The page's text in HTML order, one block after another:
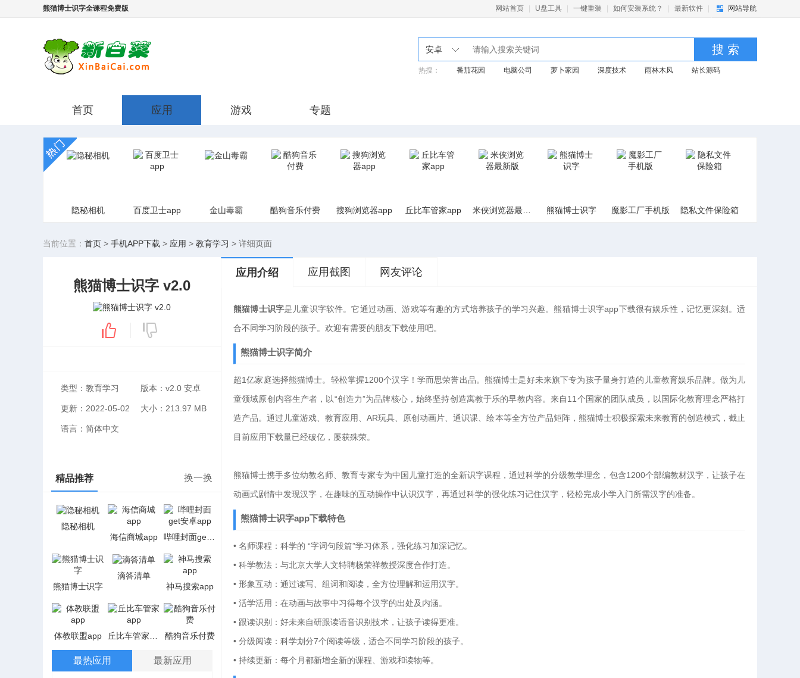
熊猫博士识字全课程免费版 网站首页 U盘工具 一键重装 如何安装系统？ 最新软件 网站导航
安卓 搜 索
热搜： 番茄花园 电脑公司 萝卜家园 深度技术 雨林木风 站长源码
首页 应用 游戏 专题
隐秘相机 百度卫士app 金山毒霸 酷狗音乐付费 搜狗浏览器app 丘比车管家app 熊猫博士识字 魔影工厂手机版 隐私文件保险箱
当前位置： 首页 > 手机APP下载 > 应用 > 教育学习 > 详细页面
熊猫博士识字 v2.0
类型：教育学习 版本：v2.0 安卓
更新：2022-05-02 大小：213.97 MB
语言：简体中文
换一换
精品推荐
隐秘相机
海信商城app
熊猫博士识字
滴答清单
神马搜索app
体教联盟app 酷狗音乐付费
最热应用 最新应用
应用介绍 应用截图 网友评论
熊猫博士识字是儿童识字软件。它通过动画、游戏等有趣的方式培养孩子的学习兴趣。熊猫博士识字app下载很有娱乐性，记忆更深刻。适
合不同学习阶段的孩子。欢迎有需要的朋友下载使用吧。
熊猫博士识字简介
超1亿家庭选择熊猫博士。轻松掌握1200个汉字！学而思荣誉出品。熊猫博士是好未来旗下专为孩子量身打造的儿童教育娱乐品牌。做为儿
童领域原创内容生产者，以“创造力”为品牌核心，始终坚持创造寓教于乐的早教内容。来自11个国家的团队成员，以国际化教育理念严格打
造产品。通过儿童游戏、教育应用、AR玩具、原创动画片、通识课、绘本等全方位产品矩阵，熊猫博士积极探索未来教育的创造模式，截止
目前应用下载量已经破亿，屡获殊荣。
熊猫博士携手多位幼教名师、教育专家专为中国儿童打造的全新识字课程，通过科学的分级教学理念，包含1200个部编教材汉字，让孩子在
动画式剧情中发现汉字，在趣味的互动操作中认识汉字，再通过科学的强化练习记住汉字，轻松完成小学入门所需汉字的准备。
熊猫博士识字app下载特色
• 名师课程：科学的 “字词句段篇”学习体系，强化练习加深记忆。
• 科学教法：与北京大学人文特聘杨荣祥教授深度合作打造。
• 形象互动：通过读写、组词和阅读，全方位理解和运用汉字。
• 活学活用：在动画与故事中习得每个汉字的出处及内涵。
• 跟读识别：好未来自研跟读语音识别技术，让孩子读得更准。
• 分级阅读：科学划分7个阅读等级，适合不同学习阶段的孩子。
• 持续更新：每个月都新增全新的课程、游戏和读物等。